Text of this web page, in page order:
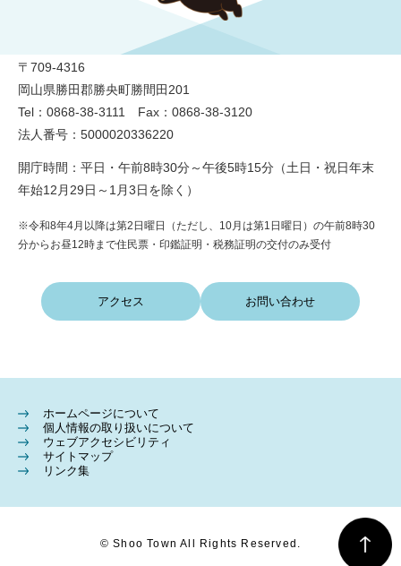
〒709-4316
岡山県勝田郡勝央町勝間田201
Tel：0868-38-3111 Fax：0868-38-3120
法人番号：5000020336220
開庁時間：平日・午前8時30分～午後5時15分（土日・祝日年末
年始12月29日～1月3日を除く）
※令和8年4月以降は第2日曜日（ただし、10月は第1日曜日）の午前8時30
分からお昼12時まで住民票・印鑑証明・税務証明の交付のみ受付
アクセス お問い合わせ
ホームページについて
個人情報の取り扱いについて
ウェブアクセシビリティ
サイトマップ
リンク集
© Shoo Town All Rights Reserved.